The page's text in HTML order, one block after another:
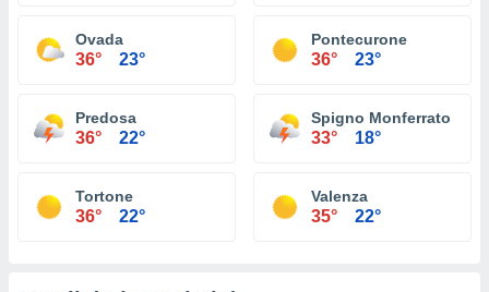
Ovada
36° 23°
Pontecurone
36° 23°
Predosa
36° 22°
Spigno Monferrato
33° 18°
Tortone
36° 22°
Valenza
35° 22°